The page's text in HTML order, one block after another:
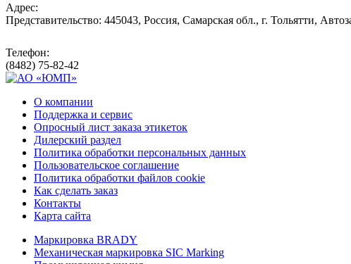
Адрес:
Представительство: 445043, Россия, Самарская обл., г. Тольятти,
Телефон:
(8482) 75-82-42
О компании
Поддержка и сервис
Опросный лист заказа этикеток
Дилерский раздел
Политика обработки персональных данных
Пользовательское соглашение
Политика обработки файлов cookie
Как сделать заказ
Контакты
Карта сайта
Маркировка BRADY
Механическая маркировка SIC Marking